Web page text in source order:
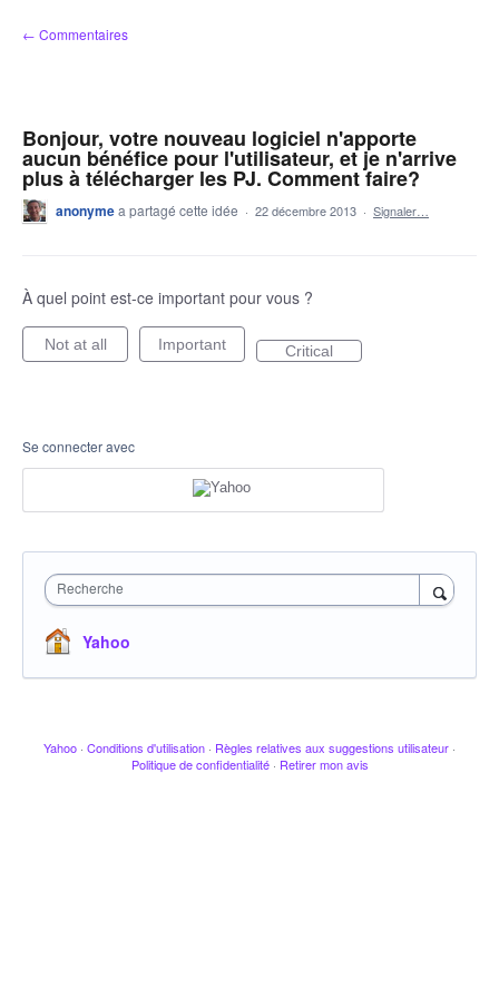
Aller
au
← Commentaires
Bonjour, votre nouveau logiciel n'apporte
aucun bénéfice pour l'utilisateur, et je n'arrive
plus à télécharger les PJ. Comment faire?
anonymea partagé cette idée · 22 décembre 2013 · Signaler…
À quel point est-ce important pour vous ?
Not at all Important Critical
Se connecter avec
Recherche
Yahoo
Yahoo · Conditions d'utilisation · Règles relatives aux suggestions utilisateur ·
Politique de confidentialité · Retirer mon avis